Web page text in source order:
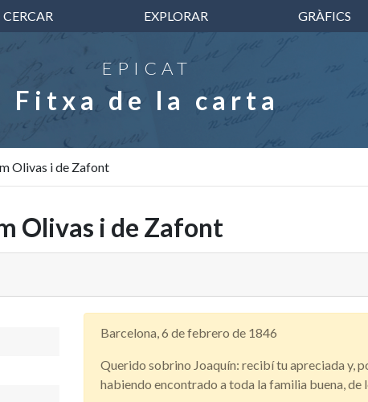
CERCAR EXPLORAR GRÀFICS
EPICAT
Fitxa de la carta
Olivas i de Zafont
Olivas i de Zafont
Barcelona, 6 de febrero de 1846
Querido sobrino Joaquín: recibí tu apreciada y,
habiendo encontrado a toda la familia buena, de